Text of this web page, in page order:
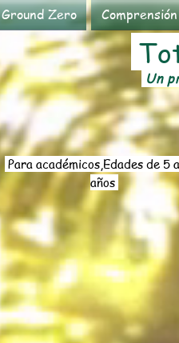
Ground Zero Comprensión
Un
Para académicos,Edades de 5
años